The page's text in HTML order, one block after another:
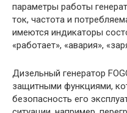
параметры работы
ток, частота и
имеются индикаторы
«работает», «авария»,
Дизельный генератор
защитными функциями,
безопасность его